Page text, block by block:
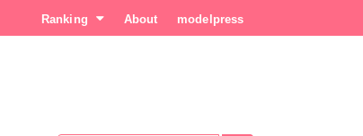
Ranking About modelpress